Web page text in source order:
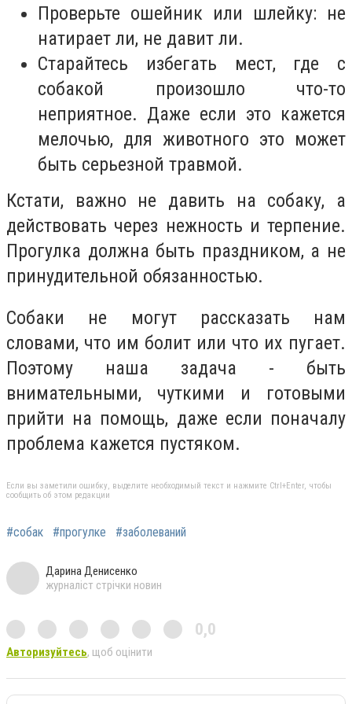
Проверьте ошейник или шлейку: не
натирает ли, не давит ли.
Старайтесь избегать мест, где с
собакой произошло что-то
неприятное. Даже если это кажется
мелочью, для животного это может
быть серьезной травмой.
Кстати, важно не давить на собаку, а
действовать через нежность и терпение.
Прогулка должна быть праздником, а не
принудительной обязанностью.
Собаки не могут рассказать нам
словами, что им болит или что их пугает.
Поэтому наша задача - быть
внимательными, чуткими и готовыми
прийти на помощь, даже если поначалу
проблема кажется пустяком.
Если вы заметили ошибку, выделите необходимый текст и нажмите Ctrl+Enter, чтобы
сообщить об этом редакции
#собак #прогулке #заболеваний
Дарина Денисенко
журналіст стрічки новин
0,0
Авторизуйтесь, щоб оцінити